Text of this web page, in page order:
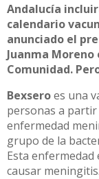
Andalucía
calendario
anunciado el
Juanma
Comunidad.
Bexseroes una
personas a partir
enfermedad
grupo de la
Esta enfermedad
causar meningitis.